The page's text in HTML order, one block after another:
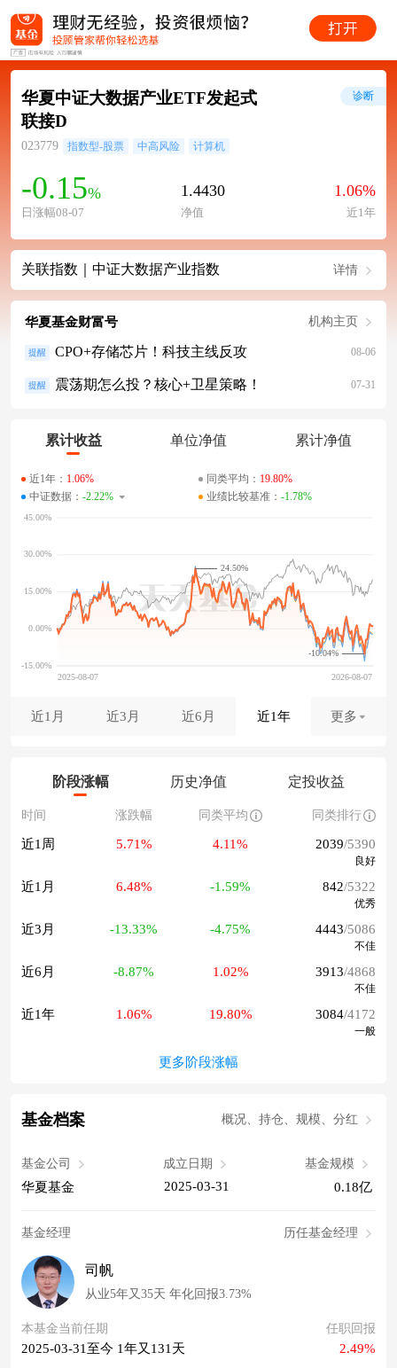
华夏中证大数据产业ETF发起式
联接D
023779 指数型-股票 中高风险 计算机
-0.15%
日涨幅08-07
1.4430
净值
1.06%
近1年
诊断
关联指数｜中证大数据产业指数 详情
华夏基金财富号 机构主页
提醒 CPO+存储芯片！科技主线反攻 08-06
提醒 震荡期怎么投？核心+卫星策略！ 07-31
累计收益 单位净值 累计净值
近1年： 1.06% 同类平均： 19.80%
中证数据： -2.22% 业绩比较基准： -1.78%
-10.04%
24.50%
近1月 近3月 近6月 近1年 更多
阶段涨幅 历史净值 定投收益
时间 涨跌幅 同类平均 同类排行
近1周 5.71% 4.11% 2039/5390
良好
近1月 6.48% -1.59% 842/5322
优秀
近3月 -13.33% -4.75% 4443/5086
不佳
近6月 -8.87% 1.02% 3913/4868
不佳
近1年 1.06% 19.80% 3084/4172
一般
更多阶段涨幅
基金档案 概况、持仓、规模、分红
基金公司
华夏基金
成立日期
2025-03-31
基金规模
0.18亿
基金经理 历任基金经理
司帆
从业5年又35天 年化回报3.73%
本基金当前任期
2025-03-31至今 1年又131天
任职回报
2.49%